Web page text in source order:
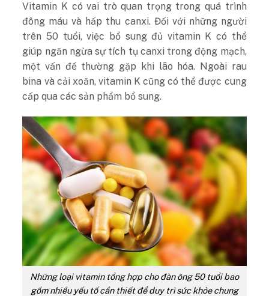
Vitamin K có vai trò quan trọng trong quá trình
đông máu và hấp thu canxi. Đối với những người
trên 50 tuổi, việc bổ sung đủ vitamin K có thể
giúp ngăn ngừa sự tích tụ canxi trong động mạch,
một vấn đề thường gặp khi lão hóa. Ngoài rau
bina và cải xoăn, vitamin K cũng có thể được cung
cấp qua các sản phẩm bổ sung.
Những loại vitamin tổng hợp cho đàn ông 50 tuổi bao
gồm nhiều yếu tố cần thiết để duy trì sức khỏe chung